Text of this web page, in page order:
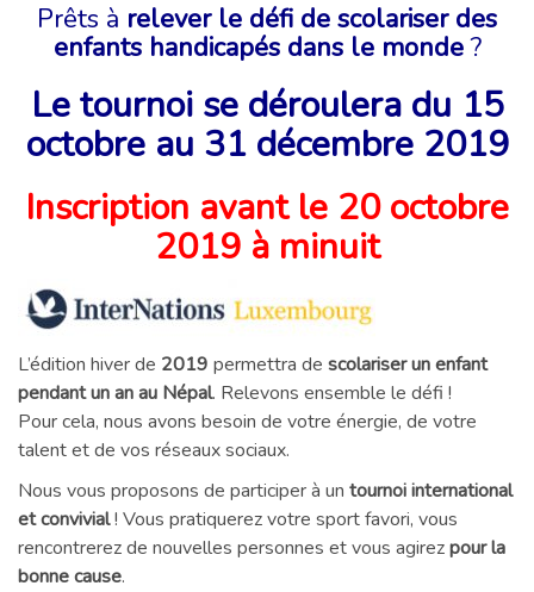
Prêts à relever le défi de scolariser des
enfants handicapés dans le monde?
Le tournoi se déroulera du 15
octobre au 31 décembre 2019
Inscription avant le 20 octobre
2019 à minuit
L’édition hiver de 2019 permettra de scolariser un enfant
pendant un an au Népal. Relevons ensemble le défi !
Pour cela, nous avons besoin de votre énergie, de votre
talent et de vos réseaux sociaux.
Nous vous proposons de participer à un tournoi international
et convivial! Vous pratiquerez votre sport favori, vous
rencontrerez de nouvelles personnes et vous agirezpour la
bonne cause.